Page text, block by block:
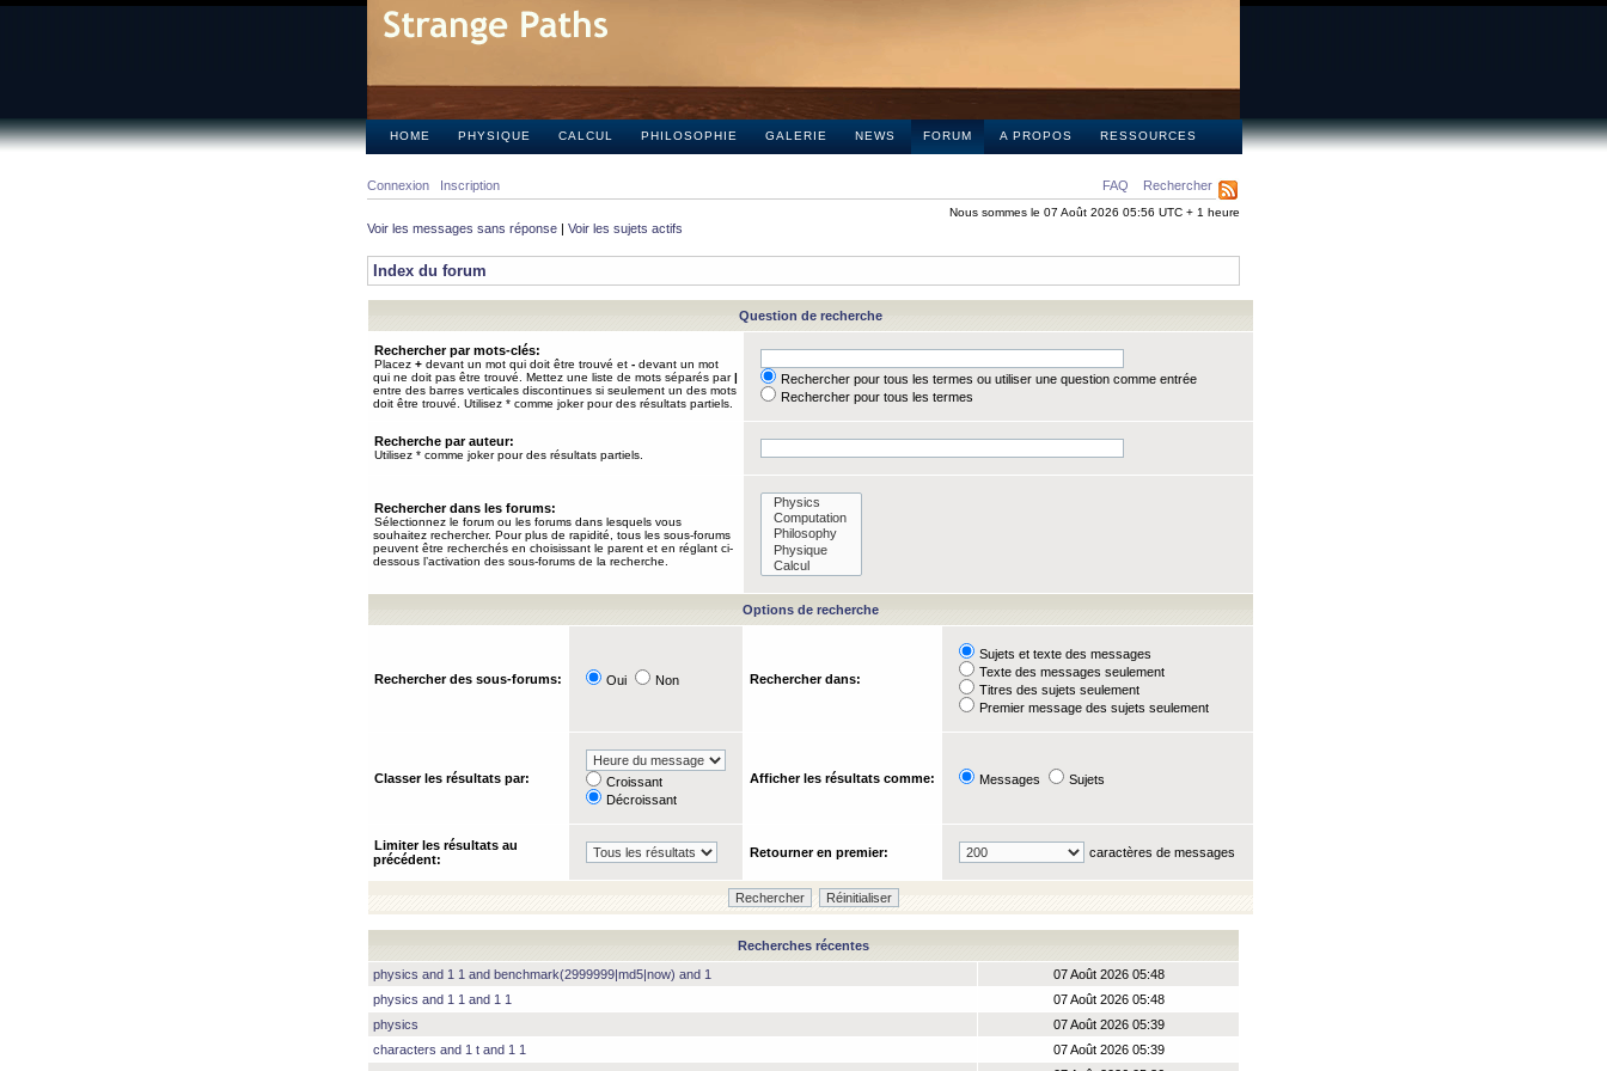
HOME PHYSIQUE CALCUL PHILOSOPHIE GALERIE NEWS FORUM A PROPOS RESSOURCES
FAQ Rechercher
Connexion Inscription
Nous sommes le 07 Août 2026 05:56 UTC + 1 heure
Voir les messages sans réponse | Voir les sujets actifs
Index du forum
Question de recherche
Rechercher par mots-clés:
Placez + devant un mot qui doit être trouvé et - devant un mot
qui ne doit pas être trouvé. Mettez une liste de mots séparés par|
entre des barres verticales discontinues si seulement un des mots
doit être trouvé. Utilisez * comme joker pour des résultats partiels.
Rechercher pour tous les termes ou utiliser une question comme entrée
Rechercher pour tous les termes
Recherche par auteur:
Utilisez * comme joker pour des résultats partiels.
Rechercher dans les forums:
Sélectionnez le forum ou les forums dans lesquels vous
souhaitez rechercher. Pour plus de rapidité, tous les sous-forums
peuvent être recherchés en choisissant le parent et en réglant ci-
dessous l’activation des sous-forums de la recherche.
Options de recherche
Rechercher des sous-forums: Oui Non Rechercher dans:
Sujets et texte des messages
Texte des messages seulement
Titres des sujets seulement
Premier message des sujets seulement
Classer les résultats par:
Croissant
Décroissant
Afficher les résultats comme: Messages Sujets
Limiter les résultats au
précédent:
Retourner en premier: caractères de messages
Recherches récentes
physics and 1 1 and benchmark(2999999|md5|now) and 1
07 Août 2026 05:48
physics and 1 1 and 1 1
07 Août 2026 05:48
physics
07 Août 2026 05:39
characters and 1 t and 1 1
07 Août 2026 05:39